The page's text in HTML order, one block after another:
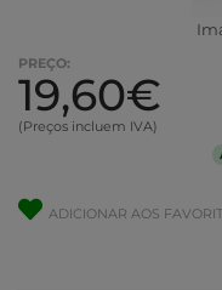
PREÇO:
19,60€
(Preços incluem IVA)
ADICIONAR AOS